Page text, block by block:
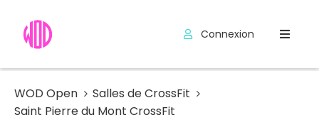
Hyrox
Connexion
WOD Open
Salles de CrossFit
Saint Pierre du Mont CrossFit